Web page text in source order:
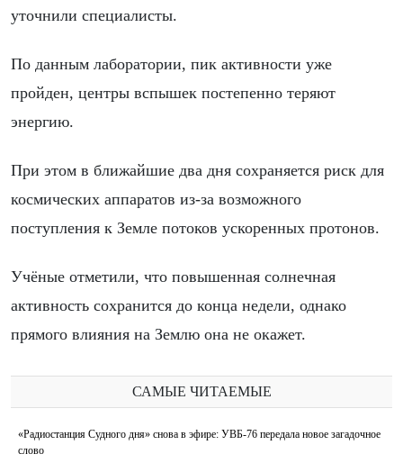
уточнили специалисты.
По данным лаборатории, пик активности уже
пройден, центры вспышек постепенно теряют
энергию.
При этом в ближайшие два дня сохраняется риск для
космических аппаратов из-за возможного
поступления к Земле потоков ускоренных протонов.
Учёные отметили, что повышенная солнечная
активность сохранится до конца недели, однако
прямого влияния на Землю она не окажет.
САМЫЕ ЧИТАЕМЫЕ
«Радиостанция Судного дня» снова в эфире: УВБ-76 передала новое загадочное
слово